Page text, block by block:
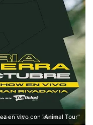
en vivo con "Animal Tour"